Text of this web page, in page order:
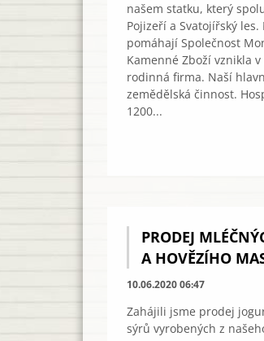
našem statku, který
Pojizeří a Svatojířský les.
pomáhají Společnost
Kamenné Zboží vznikla v
rodinná firma. Naší
zemědělská činnost.
1200...
PRODEJ
A HOVĚZÍHO
10.06.2020 06:47
Zahájili jsme prodej
sýrů vyrobených z